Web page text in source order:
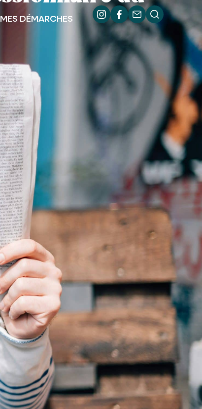
MES DÉMARCHES